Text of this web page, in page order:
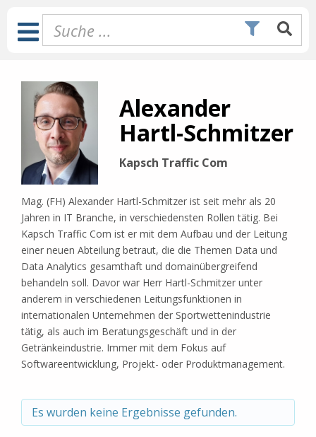
Inhalt
springen
Toggle
Navigation
Alexander
Hartl-Schmitzer
Kapsch Traffic Com
Mag. (FH) Alexander Hartl-Schmitzer ist seit mehr als 20
Jahren in IT Branche, in verschiedensten Rollen tätig. Bei
Kapsch Traffic Com ist er mit dem Aufbau und der Leitung
einer neuen Abteilung betraut, die die Themen Data und
Data Analytics gesamthaft und domainübergreifend
behandeln soll. Davor war Herr Hartl-Schmitzer unter
anderem in verschiedenen Leitungsfunktionen in
internationalen Unternehmen der Sportwettenindustrie
tätig, als auch im Beratungsgeschäft und in der
Getränkeindustrie. Immer mit dem Fokus auf
Softwareentwicklung, Projekt- oder Produktmanagement.
Es wurden keine Ergebnisse gefunden.